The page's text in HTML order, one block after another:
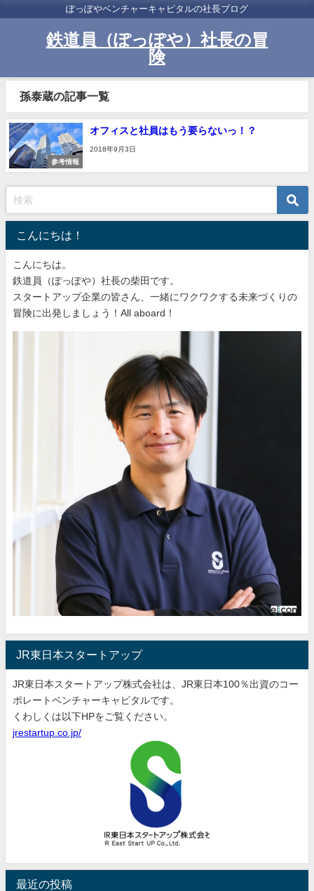
ぽっぽやベンチャーキャピタルの社長ブログ
鉄道員（ぽっぽや）社長の冒
険
孫泰蔵の記事一覧
参考情報
オフィスと社員はもう要らないっ！？
2018年9月3日
こんにちは！
こんにちは。
鉄道員（ぽっぽや）社長の柴田です。
スタートアップ企業の皆さん、一緒にワクワクする未来づくりの
冒険に出発しましょう！All aboard！
JR東日本スタートアップ
JR東日本スタートアップ株式会社は、JR東日本100％出資のコー
ポレートベンチャーキャピタルです。
くわしくは以下HPをご覧ください。
jrestartup.co.jp/
最近の投稿